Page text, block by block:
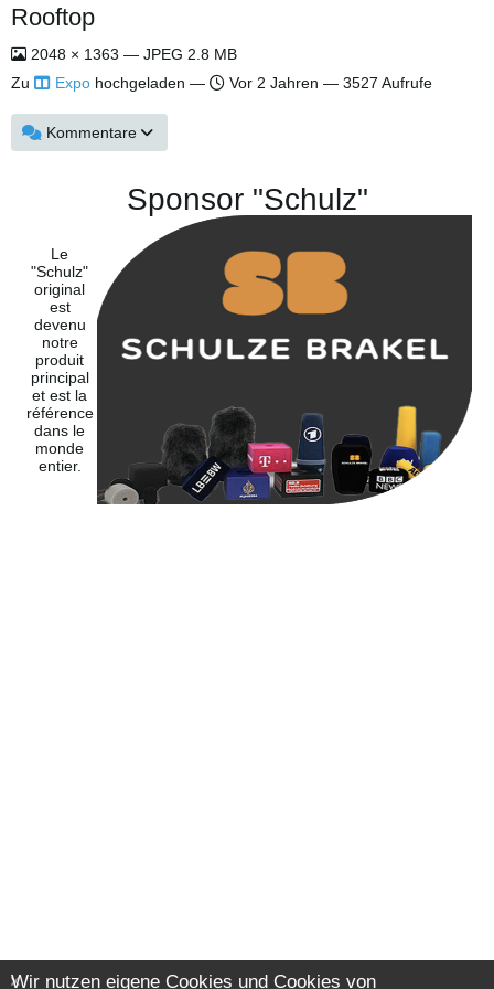
Rooftop
2048 × 1363 — JPEG 2.8 MB
Zu
Expo hochgeladen — Vor 2 Jahren — 3527 Aufrufe
Kommentare
Sponsor "Schulz"
Le
"Schulz"
original
est
devenu
notre
produit
principal
et est la
référence
dans le
monde
entier.
Wir nutzen eigene Cookies und Cookies von